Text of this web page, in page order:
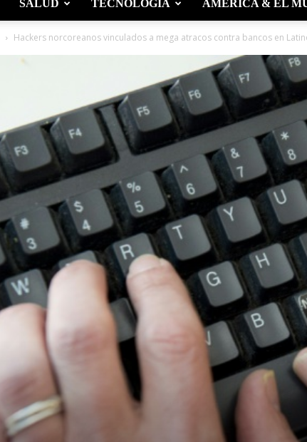
SALUD TECNOLOGÍA AMERICA & EL
Hackers norcoreanos vinculados a mega atracos contra bancos en